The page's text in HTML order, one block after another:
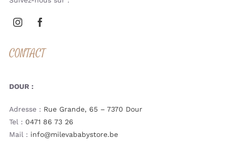
CONTACT
DOUR :
Adresse : Rue Grande, 65 – 7370 Dour
Tel : 0471 86 73 26
Mail : info@milevababystore.be